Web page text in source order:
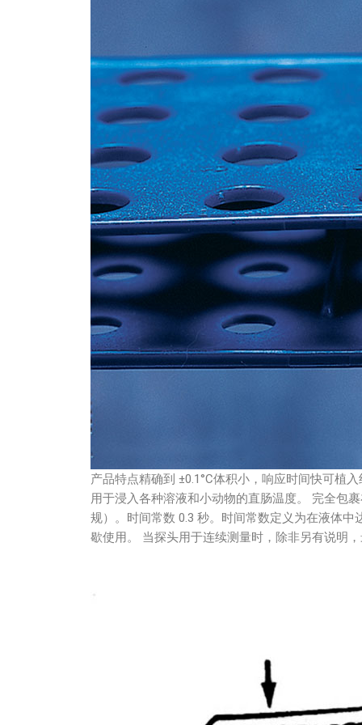
产品特点精确到 ±0.1°C体积小，响应时间快可植
用于浸入各种溶液和小动物的直肠温度。 完全包
规）。时间常数 0.3 秒。时间常数定义为在液体
歇使用。 当探头用于连续测量时，除非另有说明